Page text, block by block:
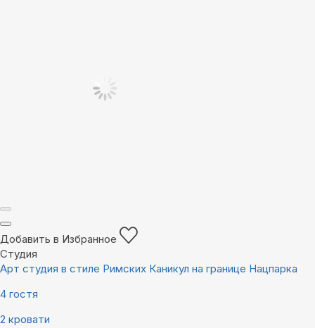
Добавить в Избранное
Студия
Арт студия в стиле Римских Каникул на границе Нацпарка
4 гостя
2 кровати